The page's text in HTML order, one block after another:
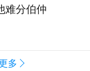
难分伯仲
多